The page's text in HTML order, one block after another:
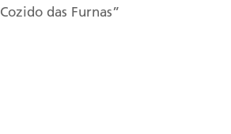
,3. 9600 Ribeira Grande,
Sete Cidades
das Furnas”